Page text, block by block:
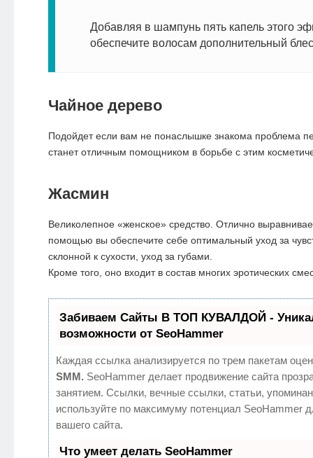
Добавляя в шампунь пять капель этого
обеспечите волосам дополнительный
Чайное дерево
Подойдет если вам не понаслышке знакома проблема
станет отличным помощником в борьбе с этим
Жасмин
Великолепное «женское» средство. Отлично
помощью вы обеспечите себе оптимальный уход за
склонной к сухости, уход за губами.
Кроме того, оно входит в состав многих эротических
Забиваем Сайты В ТОП КУВАЛДОЙ -
возможности от SeoHammer
Каждая ссылка анализируется по трем пакетам
SMM. SeoHammer делает продвижение сайта
занятием. Ссылки, вечные ссылки, статьи,
используйте по максимуму потенциал SeoHammer
вашего сайта.
Что умеет делать SeoHammer